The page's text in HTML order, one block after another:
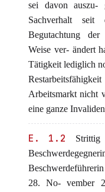
sei davon auszu-
Sachverhalt
Begutachtung der
Weise ver- ändert
Tätigkeit lediglich
Arbeitsmarkt nicht
eine ganze
E. 1.2
Strittig
28. No- vember